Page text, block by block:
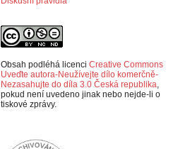
Obsah podléhá licenci Creative Commons
Uveďte autora-Neužívejte dílo komerčně-
Nezasahujte do díla 3.0 Česká republika,
pokud není uvedeno jinak nebo nejde-li o
tiskové zprávy.